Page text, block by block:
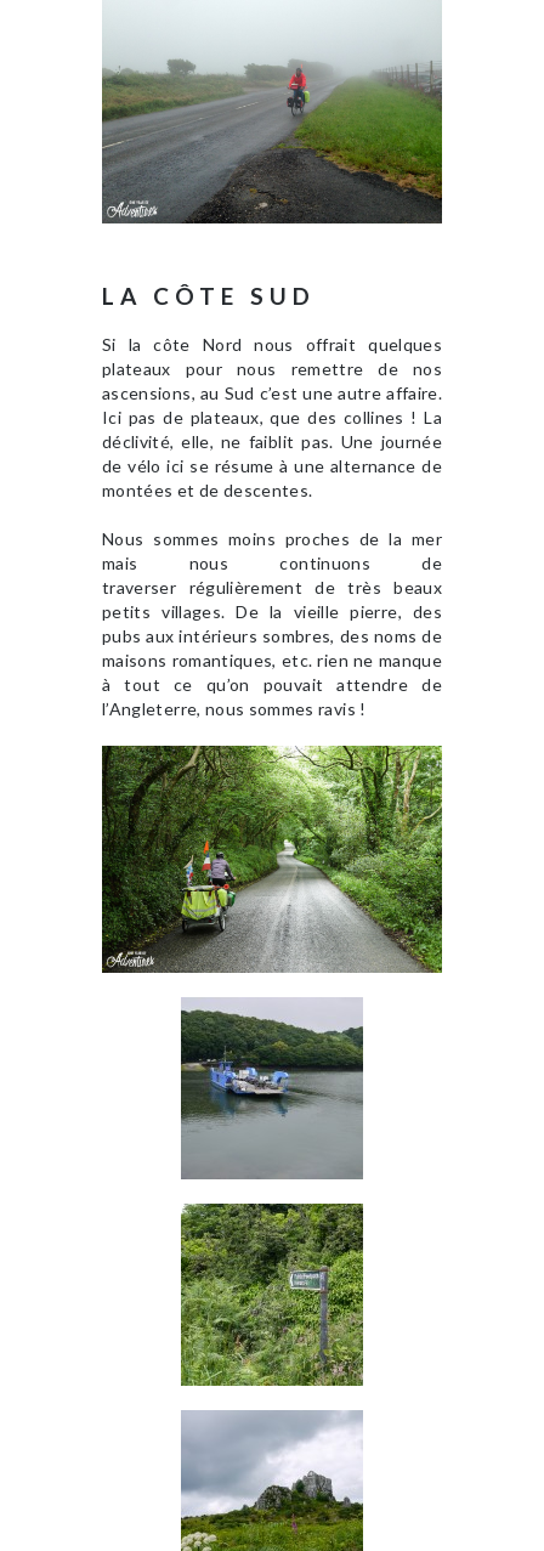
LA CÔTE SUD
Si la côte Nord nous offrait quelques
plateaux pour nous remettre de nos
ascensions, au Sud c’est une autre affaire.
Ici pas de plateaux, que des collines ! La
déclivité, elle, ne faiblit pas. Une journée
de vélo ici se résume à une alternance de
montées et de descentes.
Nous sommes moins proches de la mer
mais nous continuons de
traverser régulièrement de très beaux
petits villages. De la vieille pierre, des
pubs aux intérieurs sombres, des noms de
maisons romantiques, etc. rien ne manque
à tout ce qu’on pouvait attendre de
l’Angleterre, nous sommes ravis !